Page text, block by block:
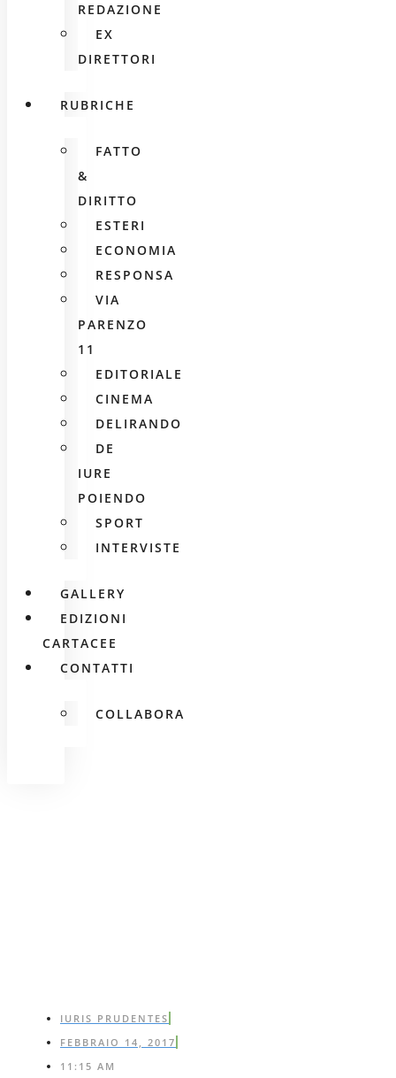
REDAZIONE
EX
DIRETTORI
RUBRICHE
FATTO
&
DIRITTO
ESTERI
ECONOMIA
RESPONSA
VIA
PARENZO
11
EDITORIALE
CINEMA
DELIRANDO
DE
IURE
POIENDO
SPORT
INTERVISTE
GALLERY
EDIZIONI
CARTACEE
CONTATTI
COLLABORA
IURIS PRUDENTES
FEBBRAIO 14, 2017
11:15 AM